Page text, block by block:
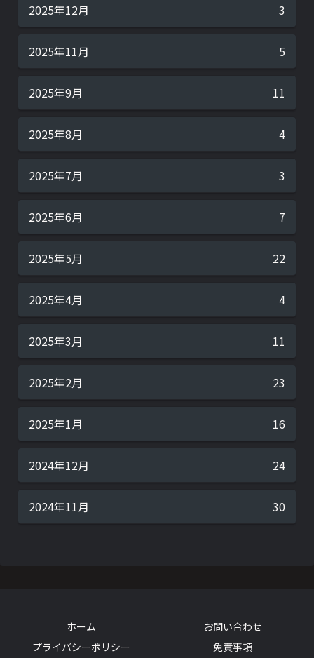
2025年12月 3
2025年11月 5
2025年9月 11
2025年8月 4
2025年7月 3
2025年6月 7
2025年5月 22
2025年4月 4
2025年3月 11
2025年2月 23
2025年1月 16
2024年12月 24
2024年11月 30
ホーム
お問い合わせ
プライバシーポリシー
免責事項